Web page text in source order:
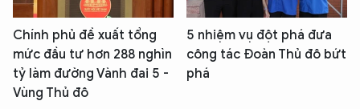
Chính phủ đề xuất tổng
mức đầu tư hơn 288 nghìn
tỷ làm đường Vành đai 5 -
Vùng Thủ đô
5 nhiệm vụ đột phá đưa
công tác Đoàn Thủ đô bứt
phá